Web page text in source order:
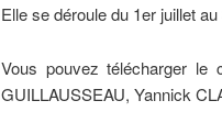
Elle se déroule du 1er juillet
Vous pouvez télécharger le
GUILLAUSSEAU, Yannick